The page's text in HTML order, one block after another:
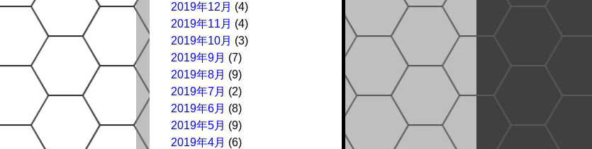
2019年12月 (4)
2019年11月 (4)
2019年10月 (3)
2019年9月 (7)
2019年8月 (9)
2019年7月 (2)
2019年6月 (8)
2019年5月 (9)
2019年4月 (6)